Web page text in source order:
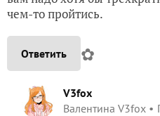
чем-то пройтись.
Ответить ✿
V3fox
Валентина V3fox